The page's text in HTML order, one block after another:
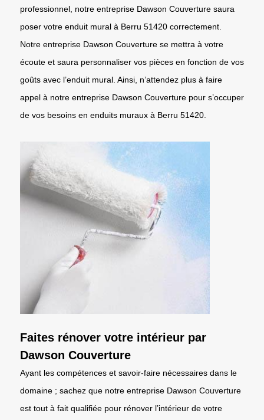
professionnel, notre entreprise Dawson Couverture saura
poser votre enduit mural à Berru 51420 correctement.
Notre entreprise Dawson Couverture se mettra à votre
écoute et saura personnaliser vos pièces en fonction de vos
goûts avec l’enduit mural. Ainsi, n’attendez plus à faire
appel à notre entreprise Dawson Couverture pour s’occuper
de vos besoins en enduits muraux à Berru 51420.
Faites rénover votre intérieur par
Dawson Couverture
Ayant les compétences et savoir-faire nécessaires dans le
domaine ; sachez que notre entreprise Dawson Couverture
est tout à fait qualifiée pour rénover l’intérieur de votre